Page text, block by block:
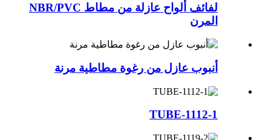
لفائف ألواح عازلة من مطاط NBR/PVC
المرن
أنبوب عازل من رغوة مطاطية مرنة
TUBE-1112-1